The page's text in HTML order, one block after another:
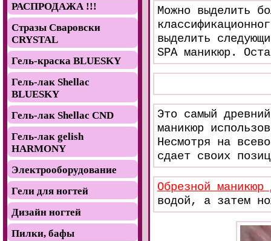
РАСПРОДАЖА !!!
Стразы Сваровски
CRYSTAL
Гель-краска BLUESKY
Гель-лак Shellac
BLUESKY
Гель-лак Shellac CND
Гель-лак gelish
HARMONY
Электрооборудование
Гели для ногтей
Дизайн ногтей
Пилки, бафы
Можно выделить
выделить
SPA маникюр.
Это самый
маникюр
Несмотря на
сдает своих
Обрезной
водой, а затем